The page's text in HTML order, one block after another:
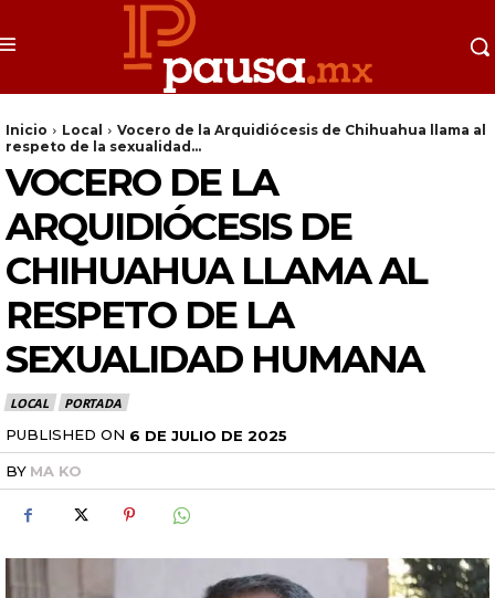
Inicio Local
Vocero de la Arquidiócesis de Chihuahua llama al
respeto de la sexualidad...
VOCERO DE LA
ARQUIDIÓCESIS DE
CHIHUAHUA LLAMA AL
RESPETO DE LA
SEXUALIDAD HUMANA
LOCAL PORTADA
PUBLISHED ON 6 DE JULIO DE 2025
BY MA KO